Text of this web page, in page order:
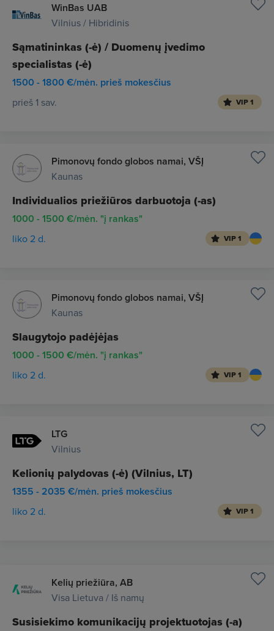
WinBas UAB
Vilnius / Hibridinis
Sąmatininkas (-ė) / Duomenų įvedimo
specialistas (-ė)
1500 - 1800 €/mėn. prieš mokesčius
prieš 1 sav. VIP 1
Pimonovų fondo globos namai, VŠĮ
Kaunas
Individualios priežiūros darbuotoja (-as)
1000 - 1500 €/mėn. "į rankas"
liko 2 d. VIP 1
Pimonovų fondo globos namai, VŠĮ
Kaunas
Slaugytojo padėjėjas
1000 - 1500 €/mėn. "į rankas"
liko 2 d. VIP 1
LTG
Vilnius
Kelionių palydovas (-ė) (Vilnius, LT)
1355 - 2035 €/mėn. prieš mokesčius
liko 2 d. VIP 1
Kelių priežiūra, AB
Visa Lietuva / Iš namų
Susisiekimo komunikacijų projektuotojas (-a)